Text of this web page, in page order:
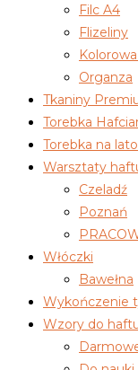
Filc A4
Flizeliny
Organza
Tkaniny
Torebka
Torebka na lato
Warsztaty
Czeladź
Poznań
Włóczki
Bawełna
Wykończenie
Wzory do